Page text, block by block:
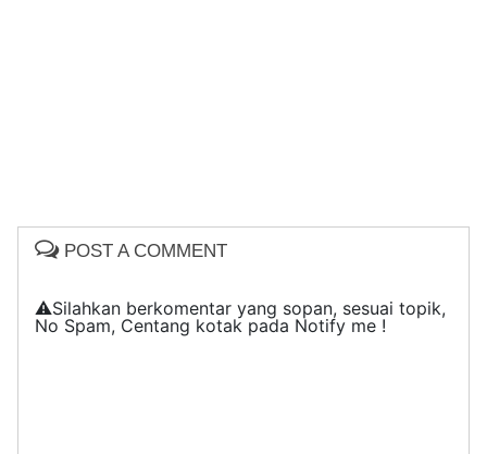
POST A COMMENT
⚠️Silahkan berkomentar yang sopan, sesuai topik,
No Spam, Centang kotak pada Notify me !